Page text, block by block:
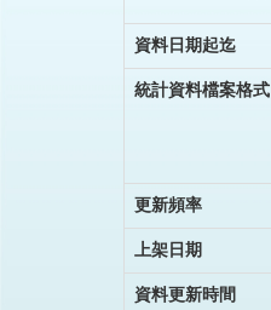
資料日期起迄
統計資料檔案格式
更新頻率
上架日期
資料更新時間